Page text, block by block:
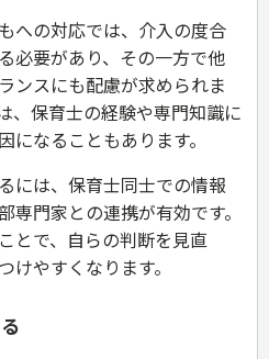
への対応では、介入の度合
必要があり、その一方で他
ンスにも配慮が求められま
、保育士の経験や専門知識に
なることもあります。
には、保育士同士での情報
専門家との連携が有効です。
とで、自らの判断を見直
けやすくなります。